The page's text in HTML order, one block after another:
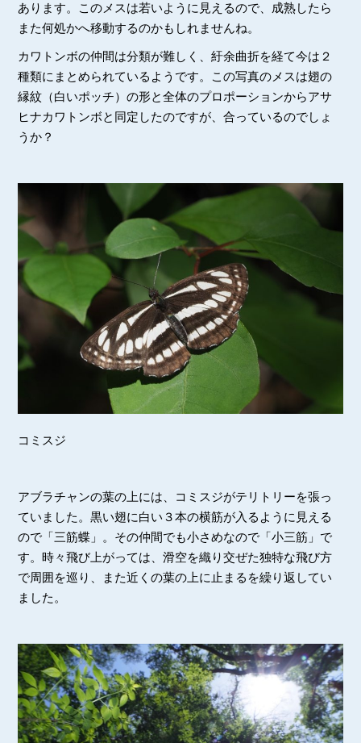
あります。このメスは若いように見えるので、成熟したら
また何処かへ移動するのかもしれませんね。
カワトンボの仲間は分類が難しく、紆余曲折を経て今は２
種類にまとめられているようです。この写真のメスは翅の
縁紋（白いポッチ）の形と全体のプロポーションからアサ
ヒナカワトンボと同定したのですが、合っているのでしょ
うか？
コミスジ
アブラチャンの葉の上には、コミスジがテリトリーを張っ
ていました。黒い翅に白い３本の横筋が入るように見える
ので「三筋蝶」。その仲間でも小さめなので「小三筋」で
す。時々飛び上がっては、滑空を織り交ぜた独特な飛び方
で周囲を巡り、また近くの葉の上に止まるを繰り返してい
ました。